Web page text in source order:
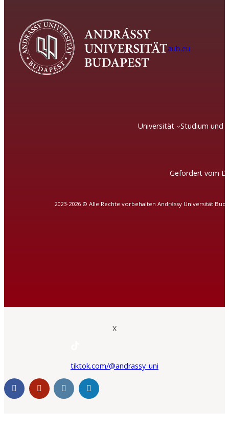
aub.eu
Universität Studium und
Gefördert vom
2023-2026 © Alle Rechte vorbehalten Andrássy Universität
X
tiktok.com/@andrassy_uni